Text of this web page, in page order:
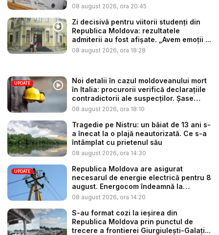
08 august 2026, ora 20:45
Zi decisivă pentru viitorii studenți din
Republica Moldova: rezultatele
admiterii au fost afișate. „Avem emoții ...
08 august 2026, ora 18:28
UPDATE
Noi detalii în cazul moldoveanului mort
în Italia: procurorii verifică declarațiile
contradictorii ale suspecților. Șase
per...
08 august 2026, ora 18:10
Tragedie pe Nistru: un băiat de 13 ani s-
a înecat la o plajă neautorizată. Ce s-a
întâmplat cu prietenul său
08 august 2026, ora 14:30
UPDATE
Republica Moldova are asigurat
necesarul de energie electrică pentru 8
august. Energocom îndeamnă la
consu...
08 august 2026, ora 14:20
S-au format cozi la ieșirea din
Republica Moldova prin punctul de
trecere a frontierei Giurgiulești-Galați...